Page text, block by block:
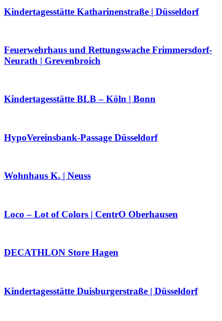
Kindertagesstätte Katharinenstraße | Düsseldorf
Feuerwehrhaus und Rettungswache Frimmersdorf-
Neurath | Grevenbroich
Kindertagesstätte BLB – Köln | Bonn
HypoVereinsbank-Passage Düsseldorf
Wohnhaus K. | Neuss
Loco – Lot of Colors | CentrO Oberhausen
DECATHLON Store Hagen
Kindertagesstätte Duisburgerstraße | Düsseldorf